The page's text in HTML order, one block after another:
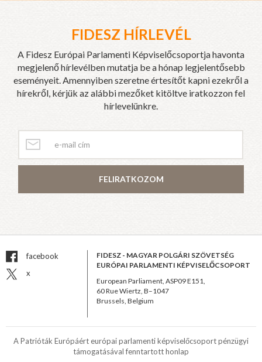
FIDESZ HÍRLEVÉL
A Fidesz Európai Parlamenti Képviselőcsoportja havonta
megjelenő hírlevélben mutatja be a hónap legjelentősebb
eseményeit. Amennyiben szeretne értesítőt kapni ezekről a
hírekről, kérjük az alábbi mezőket kitöltve iratkozzon fel
hírlevelünkre.
FELIRATKOZOM
facebook
x
FIDESZ - MAGYAR POLGÁRI SZÖVETSÉG
EURÓPAI PARLAMENTI KÉPVISELŐCSOPORT
European Parliament, ASP09 E151,
60 Rue Wiertz, B–1047
Brussels, Belgium
A Patrióták Európáért európai parlamenti képviselőcsoport pénzügyi
támogatásával fenntartott honlap